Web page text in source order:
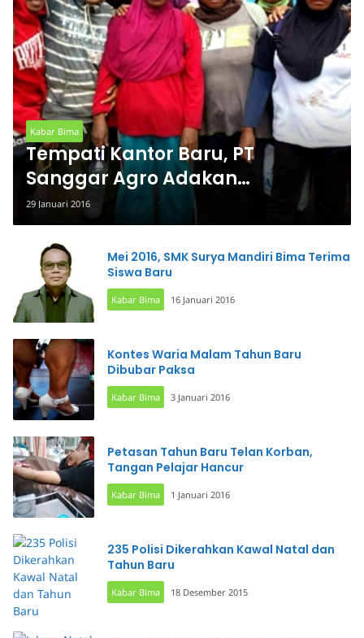
Kabar Bima
Tempati Kantor Baru, PT
Sanggar Agro Adakan
Selamatan
29 Januari 2016
Mei 2016, SMK Surya Mandiri Bima Terima
Siswa Baru
Kabar Bima 16 Januari 2016
Kontes Waria Malam Tahun Baru
Dibubar Paksa
Kabar Bima 3 Januari 2016
Petasan Tahun Baru Telan Korban,
Tangan Pelajar Hancur
Kabar Bima 1 Januari 2016
235 Polisi Dikerahkan Kawal Natal dan
Tahun Baru
Kabar Bima 18 Desember 2015